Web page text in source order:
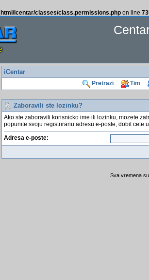
icentar/classes/class.permissions.php on line
iCentar
Pretrazi Tim
Zaboravili ste lozinku?
Ako ste zaboravili korisnicko ime ili lozinku, mozete
popunite svoju registriranu adresu e-poste, dobit cete
Adresa e-poste:
Sva vremena